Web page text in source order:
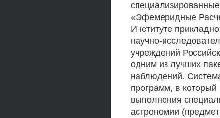
«Эфемеридные
Институте
научно-
учреждений
одним из лучших
наблюдений.
программ, в который
выполнения
астрономии